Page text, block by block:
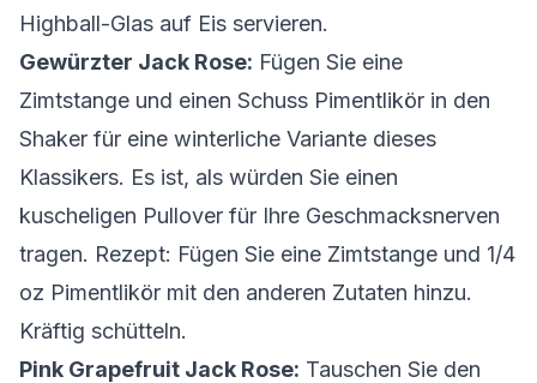
Highball-Glas auf Eis servieren.
Gewürzter Jack Rose: Fügen Sie eine
Zimtstange und einen Schuss Pimentlikör in den
Shaker für eine winterliche Variante dieses
Klassikers. Es ist, als würden Sie einen
kuscheligen Pullover für Ihre Geschmacksnerven
tragen. Rezept: Fügen Sie eine Zimtstange und 1/4
oz Pimentlikör mit den anderen Zutaten hinzu.
Kräftig schütteln.
Pink Grapefruit Jack Rose: Tauschen Sie den